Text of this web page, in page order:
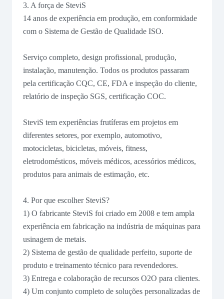
3. A força de SteviS
14 anos de experiência em produção, em conformidade
com o Sistema de Gestão de Qualidade ISO.
Serviço completo, design profissional, produção,
instalação, manutenção. Todos os produtos passaram
pela certificação CQC, CE, FDA e inspeção do cliente,
relatório de inspeção SGS, certificação COC.
SteviS tem experiências frutíferas em projetos em
diferentes setores, por exemplo, automotivo,
motocicletas, bicicletas, móveis, fitness,
eletrodomésticos, móveis médicos, acessórios médicos,
produtos para animais de estimação, etc.
4. Por que escolher SteviS?
1) O fabricante SteviS foi criado em 2008 e tem ampla
experiência em fabricação na indústria de máquinas para
usinagem de metais.
2) Sistema de gestão de qualidade perfeito, suporte de
produto e treinamento técnico para revendedores.
3) Entrega e colaboração de recursos O2O para clientes.
4) Um conjunto completo de soluções personalizadas de